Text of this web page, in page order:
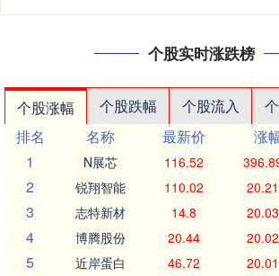
个股实时涨跌榜
个股涨幅 个股跌幅 个股流入
排名
名称 最新价 涨
1
N展芯 116.52
2 锐翔智能 110.02
3 志特新材 14.8
4 博腾股份 20.44
5 近岸蛋白 46.72